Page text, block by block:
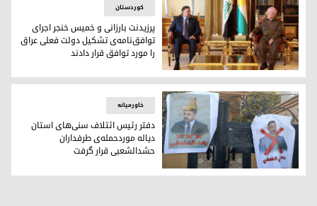
پرزیدنت بارزانی و خمیس خنجر اجرای توافق‌نامه‌ی تشکیل دولت
کوردستان
پرزیدنت بارزانی و خمیس خنجر اجرای
توافق‌نامه‌ی تشکیل دولت فعلی عراق
را مورد توافق قرار دادند
دفتر رئیس ائتلاف سنی‌های استان دیاله موردحمله‌ی
خاورمیانه
دفتر رئیس ائتلاف سنی‌های استان
دیاله موردحمله‌ی طرفداران
حشدالشعبی قرار گرفت